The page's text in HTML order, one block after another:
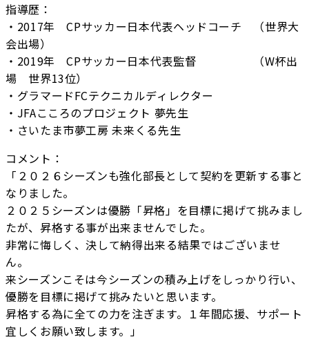
指導歴：
・2017年 CPサッカー日本代表ヘッドコーチ （世界大
会出場）
・2019年 CPサッカー日本代表監督 （W杯出
場 世界13位）
・グラマードFCテクニカルディレクター
・JFAこころのプロジェクト 夢先生
・さいたま市夢工房 未来くる先生
コメント：
「２０２６シーズンも強化部長として契約を更新する事と
なりました。
２０２５シーズンは優勝「昇格」を目標に掲げて挑みまし
たが、昇格する事が出来ませんでした。
非常に悔しく、決して納得出来る結果ではございませ
ん。
来シーズンこそは今シーズンの積み上げをしっかり行い、
優勝を目標に掲げて挑みたいと思います。
昇格する為に全ての力を注ぎます。１年間応援、サポート
宜しくお願い致します。」